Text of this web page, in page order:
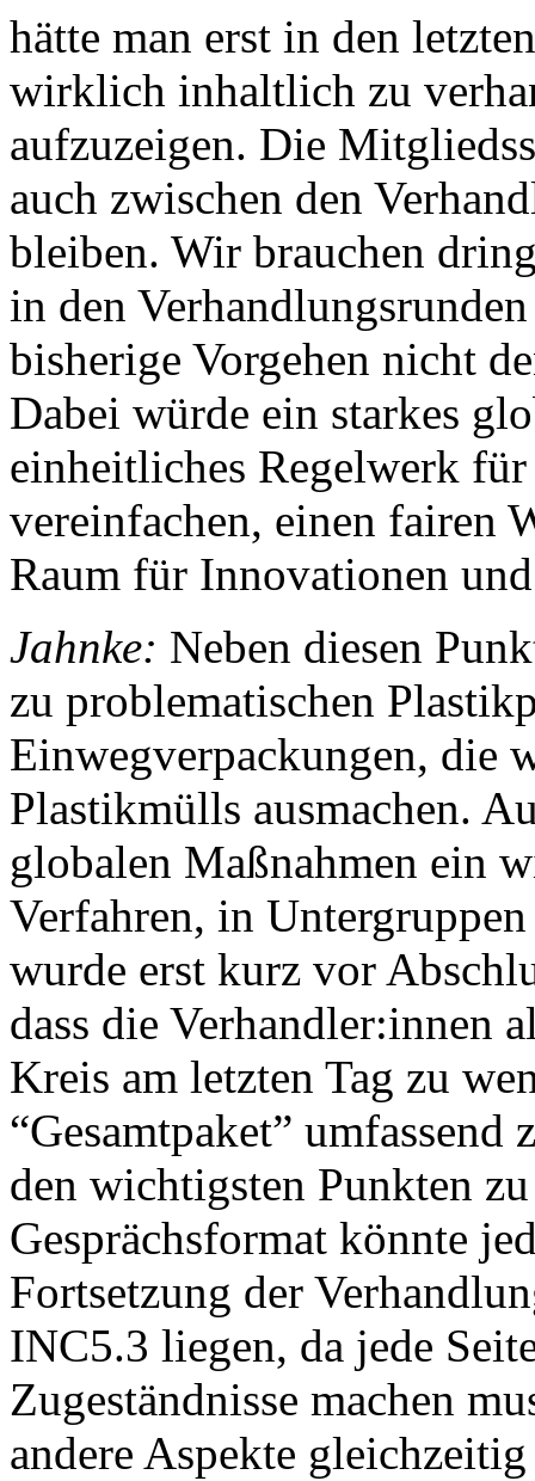
hätte man erst in den
wirklich inhaltlich zu
aufzuzeigen. Die
auch zwischen den
bleiben. Wir brauchen
in den
bisherige Vorgehen nicht
Dabei würde ein starkes
einheitliches Regelwerk
vereinfachen, einen fairen
Raum für Innovationen
Jahnke: Neben diesen
zu problematischen
Einwegverpackungen, die
Plastikmülls ausmachen.
globalen Maßnahmen ein
Verfahren, in
wurde erst kurz vor
dass die Verhandler:innen
Kreis am letzten Tag zu
“Gesamtpaket”
den wichtigsten Punkten
Gesprächsformat könnte
Fortsetzung der
INC5.3 liegen, da jede
Zugeständnisse machen
andere Aspekte